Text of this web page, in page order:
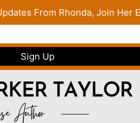
From Rhonda, Join Her